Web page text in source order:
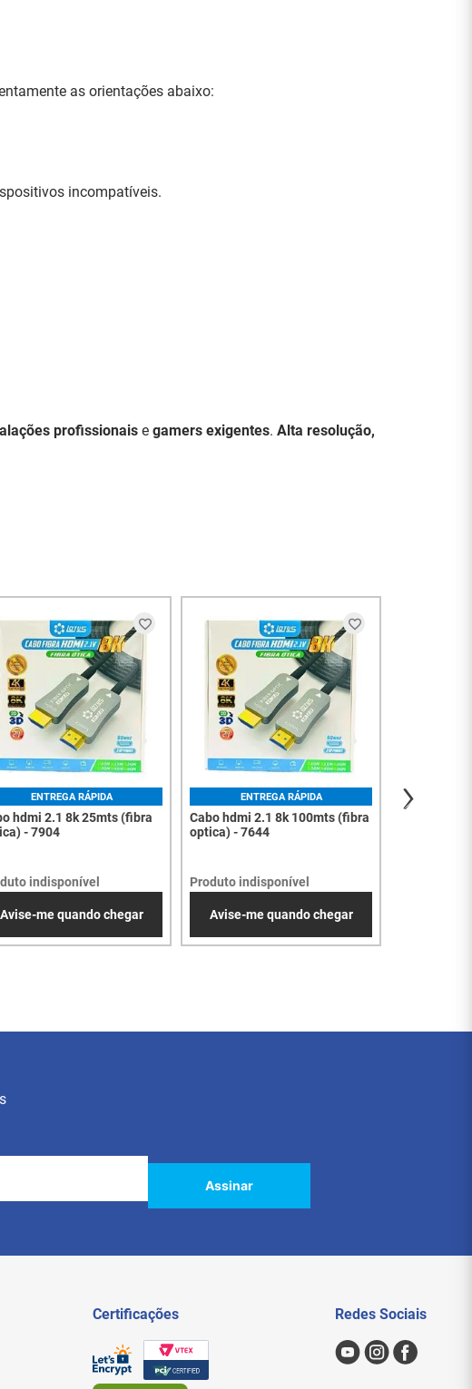
as orientações abaixo:
incompatíveis.
profissionais e gamers exigentes. Alta resolução,
ENTREGA RÁPIDA
hdmi 2.1 8k 25mts (fibra
- 7904
indisponível
Avise-me quando chegar
ENTREGA RÁPIDA
Cabo hdmi 2.1 8k 100mts (fibra
optica) - 7644
Produto indisponível
Avise-me quando chegar
Assinar
Certificações Redes Sociais